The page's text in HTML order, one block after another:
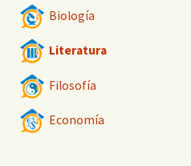
Biología
Literatura
Filosofía
Economía